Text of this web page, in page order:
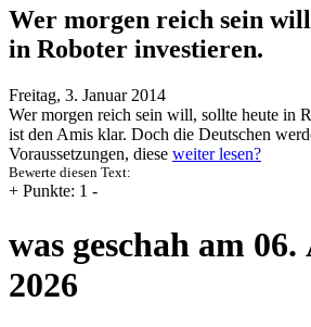
Wer morgen reich sein
in Roboter investieren.
Freitag, 3. Januar 2014
Wer morgen reich sein will, sollte heute in
ist den Amis klar. Doch die Deutschen
Voraussetzungen, diese weiter lesen?
Bewerte diesen Text:
+ Punkte: 1 -
was geschah am
2026